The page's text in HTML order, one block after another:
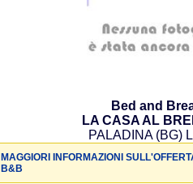
Bed and
LA CASA AL
PALADINA (BG)
MAGGIORI INFORMAZIONI
B&B